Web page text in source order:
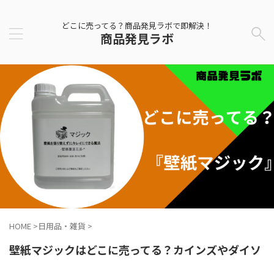
どこに売ってる？商品発見ラボで即解決！
商品発見ラボ
HOME >日用品・雑貨 >
壁紙マジックはどこに売ってる？カインズやダイソ